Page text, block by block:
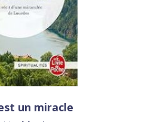
un miracle